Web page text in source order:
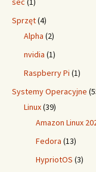
Sprzęt(4)
Alpha (2)
nvidia (1)
Raspberry Pi (1)
Systemy Operacyjne
Linux(39)
Amazon Linux
Fedora (13)
HypriotOS (3)